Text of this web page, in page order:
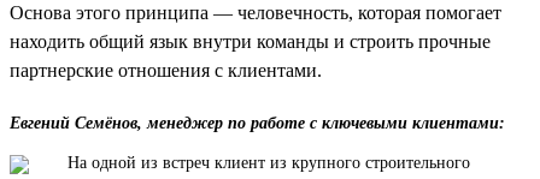
Основа этого принципа — человечность, которая помогает
находить общий язык внутри команды и строить прочные
партнерские отношения с клиентами.
Евгений Семёнов, менеджер по работе с ключевыми клиентами:
На одной из встреч клиент из крупного строительного